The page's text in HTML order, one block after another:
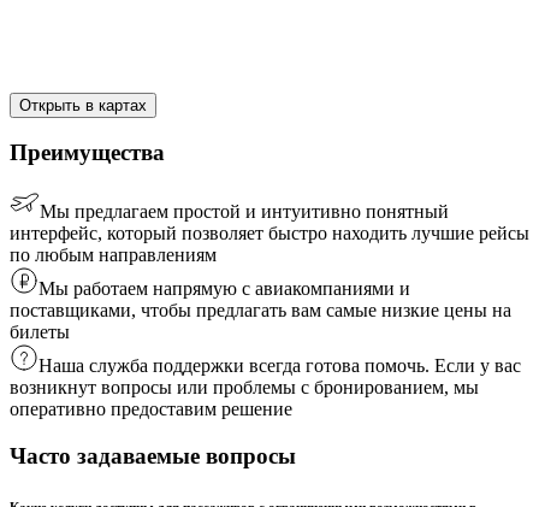
Открыть в картах
Преимущества
Мы предлагаем простой и интуитивно понятный
интерфейс, который позволяет быстро находить лучшие рейсы
по любым направлениям
Мы работаем напрямую с авиакомпаниями и
поставщиками, чтобы предлагать вам самые низкие цены на
билеты
Наша служба поддержки всегда готова помочь. Если у вас
возникнут вопросы или проблемы с бронированием, мы
оперативно предоставим решение
Часто задаваемые вопросы